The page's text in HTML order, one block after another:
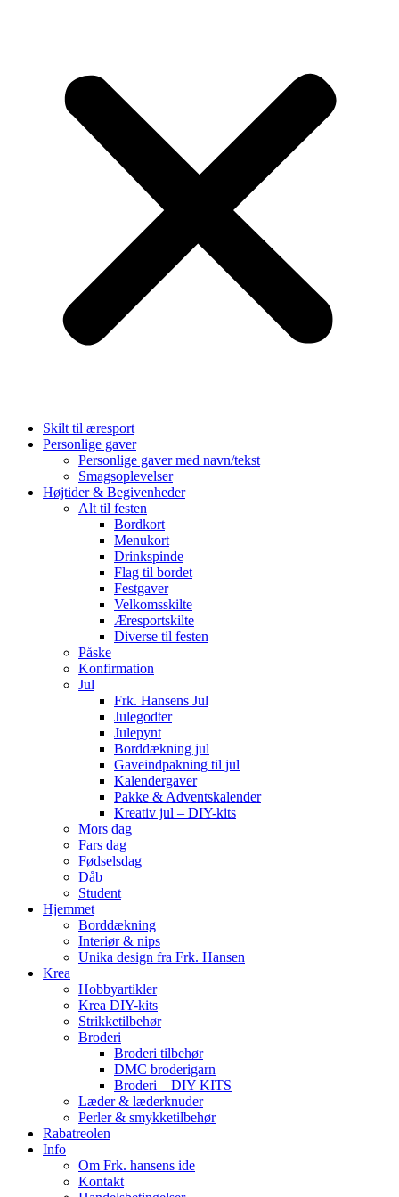
Skilt til æresport
Personlige gaver
Personlige gaver med navn/tekst
Smagsoplevelser
Højtider & Begivenheder
Alt til festen
Bordkort
Menukort
Drinkspinde
Flag til bordet
Festgaver
Velkomsskilte
Æresportskilte
Diverse til festen
Påske
Konfirmation
Jul
Frk. Hansens Jul
Julegodter
Julepynt
Borddækning jul
Gaveindpakning til jul
Kalendergaver
Pakke & Adventskalender
Kreativ jul – DIY-kits
Mors dag
Fars dag
Fødselsdag
Dåb
Student
Hjemmet
Borddækning
Interiør & nips
Unika design fra Frk. Hansen
Krea
Hobbyartikler
Krea DIY-kits
Strikketilbehør
Broderi
Broderi tilbehør
DMC broderigarn
Broderi – DIY KITS
Læder & læderknuder
Perler & smykketilbehør
Rabatreolen
Info
Om Frk. hansens ide
Kontakt